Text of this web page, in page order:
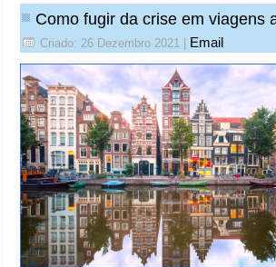
Como fugir da crise em viagens
Criado: 26 Dezembro 2021 | Email